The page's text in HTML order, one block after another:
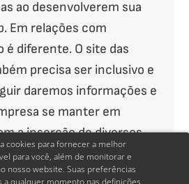
ao desenvolverem sua
Em relações com
é diferente. O site das
precisa ser inclusivo e
daremos informações e
se manter em
a inserção de diversos
de…
cookies para fornecer a melhor
para você, além de monitorar e
nosso website. Suas preferências
a qualquer momento nas definições